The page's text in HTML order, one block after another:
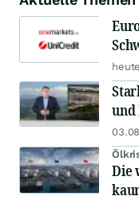
und
Die